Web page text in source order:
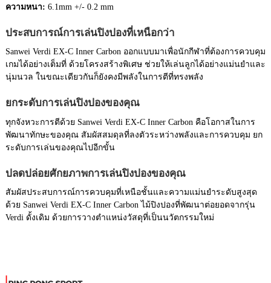
ความหนา: 6.1mm +/- 0.2 mm
ประสบการณ์การเล่นปิงปองที่เหนือกว่า
Sanwei Verdi EX-C Inner Carbon ออกแบบมาเพื่อนักกีฬาที่ต้องการควบคุม
เกมได้อย่างเต็มที่ ด้วยโครงสร้างพิเศษ ช่วยให้เล่นลูกได้อย่างแม่นยำและ
นุ่มนวล ในขณะเดียวกันก็ยังคงมีพลังในการตีที่ทรงพลัง
ยกระดับการเล่นปิงปองของคุณ
ทุกจังหวะการตีด้วย Sanwei Verdi EX-C Inner Carbon คือโอกาสในการ
พัฒนาทักษะของคุณ สัมผัสสมดุลที่ลงตัวระหว่างพลังและการควบคุม ยก
ระดับการเล่นของคุณไปอีกขั้น
ปลดปล่อยศักยภาพการเล่นปิงปองของคุณ
สัมผัสประสบการณ์การควบคุมที่เหนือชั้นและความแม่นยำระดับสูงสุด
ด้วย Sanwei Verdi EX-C Inner Carbon ไม้ปิงปองที่พัฒนาต่อยอดจากรุ่น
Verdi ดั้งเดิม ด้วยการวางตำแหน่งวัสดุที่เป็นนวัตกรรมใหม่